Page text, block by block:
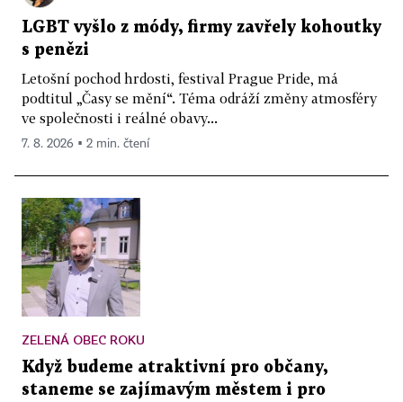
LGBT vyšlo z módy, firmy zavřely kohoutky
s penězi
Letošní pochod hrdosti, festival Prague Pride, má
podtitul „Časy se mění“. Téma odráží změny atmosféry
ve společnosti i reálné obavy...
7. 8. 2026 ▪ 2 min. čtení
ZELENÁ OBEC ROKU
Když budeme atraktivní pro občany,
staneme se zajímavým městem i pro